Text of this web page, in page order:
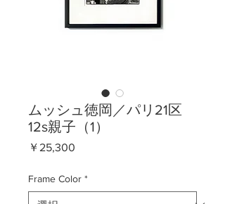
ムッシュ徳岡／パリ21区
12s親子（1）
￥25,300
Frame Color *